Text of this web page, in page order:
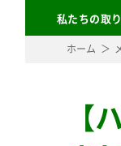
私たちの取
ホーム